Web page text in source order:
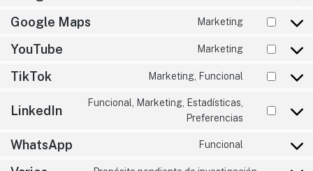
Google Maps Marketing
YouTube Marketing
TikTok Marketing, Funcional
LinkedIn
Funcional, Marketing, Estadísticas,
Preferencias
WhatsApp Funcional